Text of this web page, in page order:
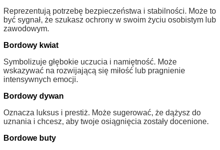
Reprezentują potrzebę bezpieczeństwa i stabilności. Może to
być sygnał, że szukasz ochrony w swoim życiu osobistym lub
zawodowym.
Bordowy kwiat
Symbolizuje głębokie uczucia i namiętność. Może
wskazywać na rozwijającą się miłość lub pragnienie
intensywnych emocji.
Bordowy dywan
Oznacza luksus i prestiż. Może sugerować, że dążysz do
uznania i chcesz, aby twoje osiągnięcia zostały docenione.
Bordowe buty